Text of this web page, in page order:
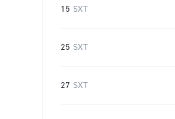
15 SXT
25 SXT
27 SXT